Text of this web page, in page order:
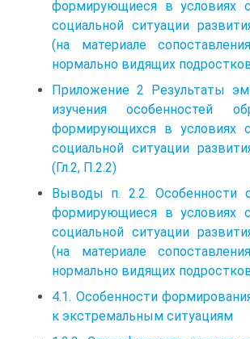
формирующиеся в условиях
социальной ситуации
(на материале
нормально видящих
Приложение 2 Результаты
изучения особенностей
формирующихся в условиях
социальной ситуации
(Гл.2, П.2.2)
Выводы п. 2.2. Особенности
формирующиеся в условиях
социальной ситуации
(на материале
нормально видящих
4.1. Особенности
к экстремальным ситуациям